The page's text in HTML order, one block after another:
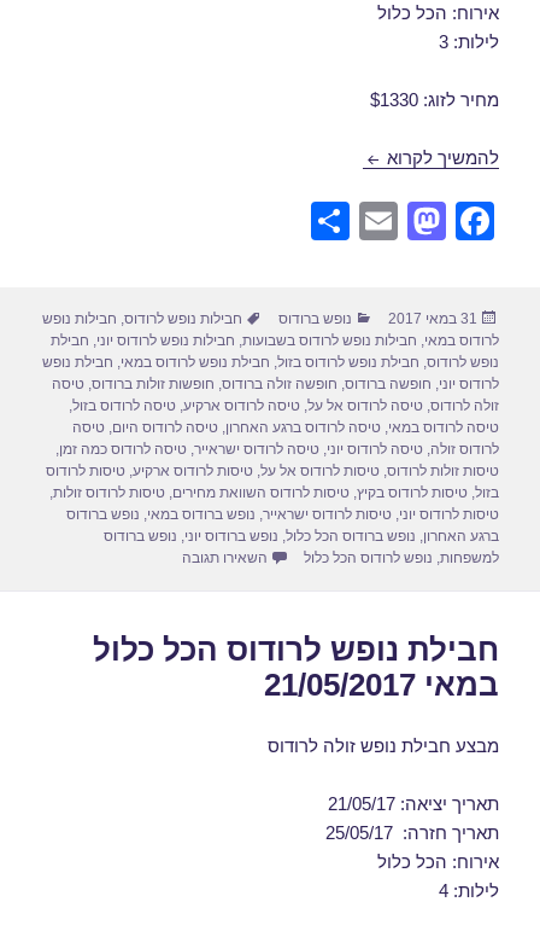
אירוח: הכל כלול
לילות: 3
מחיר לזוג: $1330
להמשיך לקרוא חבילות נופש לרודוס בספטמבר 18/09/2017
F
e
b
o
o
k
M
o
d
o
n
E
e
פורסם
בתאריך
31 במאי 2017 קטגוריות
נופש ברודוס תגיות
חבילות נופש לרודוס, חבילות נופש
לרודוס במאי, חבילות נופש לרודוס בשבועות, חבילות נופש לרודוס יוני, חבילת
נופש לרודוס, חבילת נופש לרודוס בזול, חבילת נופש לרודוס במאי, חבילת נופש
לרודוס יוני, חופשה ברודוס, חופשה זולה ברודוס, חופשות זולות ברודוס,טיסה
זולה לרודוס,טיסה לרודוס אל על,טיסה לרודוס ארקיע,טיסה לרודוס בזול,
טיסה לרודוס במאי,טיסה לרודוס ברגע האחרון,טיסה לרודוס היום,טיסה
לרודוס זולה,טיסה לרודוס יוני,טיסה לרודוס ישראייר,טיסה לרודוס כמה זמן,
טיסות זולות לרודוס,טיסות לרודוס אל על,טיסות לרודוס ארקיע,טיסות לרודוס
בזול,טיסות לרודוס בקיץ,טיסות לרודוס השוואת מחירים,טיסות לרודוס זולות,
טיסות לרודוס יוני,טיסות לרודוס ישראייר, נופש ברודוס במאי, נופש ברודוס
ברגע האחרון, נופש ברודוס הכל כלול, נופש ברודוס יוני, נופש ברודוס
למשפחות, נופש לרודוס הכל כלול השאירו תגובה
חבילת נופש לרודוס הכל כלול
במאי 21/05/2017
מבצע חבילת נופש זולה לרודוס
תאריך יציאה: 21/05/17
תאריך חזרה: 25/05/17
אירוח: הכל כלול
לילות: 4